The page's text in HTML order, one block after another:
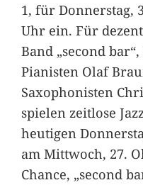
1, für Donnerstag,
Uhr ein. Für
Band „second
Pianisten Olaf
Saxophonisten
spielen zeitlose
heutigen
am Mittwoch, 27.
Chance, „second